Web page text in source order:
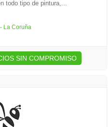
todo tipo de pintura,...
La Coruña
SIN COMPROMISO